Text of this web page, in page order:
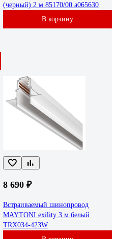
(черный) 2 м 85170/00 a065630
В корзину
8 690 ₽
Встраиваемый шинопровод
MAYTONI exility 3 м белый
TRX034-423W